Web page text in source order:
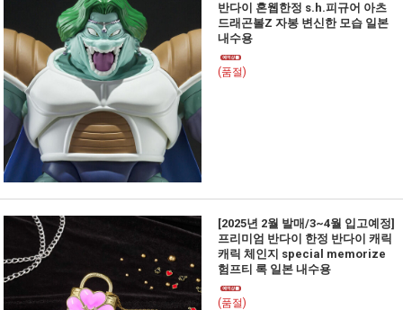
반다이 혼웹한정 s.h.피규어 아츠
드래곤볼Z 자봉 변신한 모습 일본
내수용
(품절)
[2025년 2월 발매/3~4월 입고예정]
프리미엄 반다이 한정 반다이 캐릭
캐릭 체인지 special memorize
험프티 록 일본 내수용
(품절)